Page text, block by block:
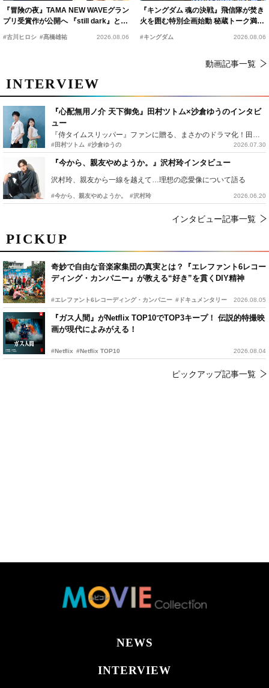
PICKUP
奇妙で自由な音楽家集団の真実とは？『エレファント6レコー
ディング・カンパニー』が教える“好き”を貫くDIY精神
#エレファント6レコーディング・カンパニー #ドキュメンタリー 2026.08.05
『ガス人間』がNetflix TOP10でTOP3キープ！ 伝説的特撮映
画が現代によみがえる！
#Netflix #Netflix TOP10 2026.08.04
ピックアップ記事一覧
『冒険の夜』TAMA NEW WAVEグラン
プリ受賞作が公開へ 『still dark』と同
時上映決定
#古川ヒロシ #髙橋雄祐 2026.08.06
『キングダム 魂の決戦』飛信隊が焚き
火を囲む特別企画始動 秘蔵トーク満載
の“キングダムキャンプ”開催
#キングダム 2026.08.06
動画記事一覧
INTERVIEW
『心配無用ノ介 天下御免』田村ツトム×沙倉ゆうのインタビ
ュー
『侍タイムスリッパー』ファンに贈る、まさかのドラマ化！田村ツトム×沙倉ゆうのが語る『心配無用ノ介』撮影秘話
#田村ツトム #沙倉ゆうの 2026.07.30
『今から、親友やめようか。』沢村玲インタビュー
沢村玲、親友から一線を越えて…理想の恋愛像について語る
#今から、親友やめようか。 #沢村玲 2026.06.20
インタビュー記事一覧
NEWS
INTERVIEW